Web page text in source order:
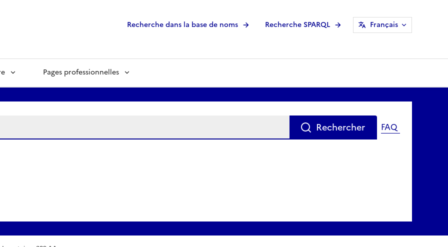
Recherche dans la base de noms Recherche SPARQL Français
Pages professionnelles
Rechercher FAQ